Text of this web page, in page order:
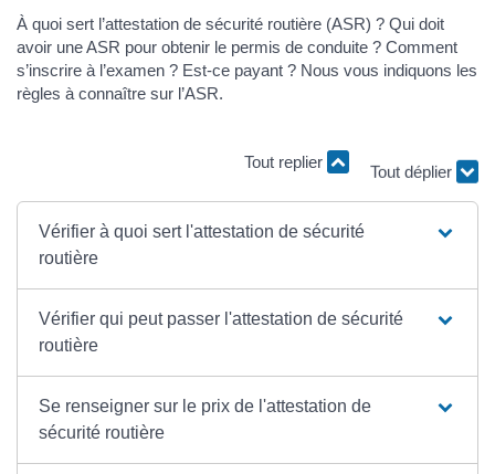
À quoi sert l’attestation de sécurité routière (ASR) ? Qui doit
avoir une ASR pour obtenir le permis de conduite ? Comment
s’inscrire à l’examen ? Est-ce payant ? Nous vous indiquons les
règles à connaître sur l’ASR.
Tout replier
Tout déplier
Vérifier à quoi sert l'attestation de sécurité
routière
Vérifier qui peut passer l'attestation de sécurité
routière
Se renseigner sur le prix de l'attestation de
sécurité routière